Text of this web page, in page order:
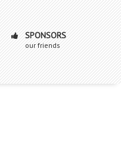
SPONSORS
our friends